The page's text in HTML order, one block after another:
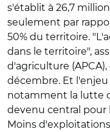
s'établit à 26,7
seulement par
50% du territoire.
dans le territoire",
d'agriculture
décembre. Et l'enjeu
notamment la lutte
devenu central pour
Moins